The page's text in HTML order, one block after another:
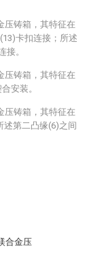
合金压
压铸箱，其特征在
卡扣连接；所述
接。
压铸箱，其特征在
安装。
压铸箱，其特征在
述第二凸缘(6)之间